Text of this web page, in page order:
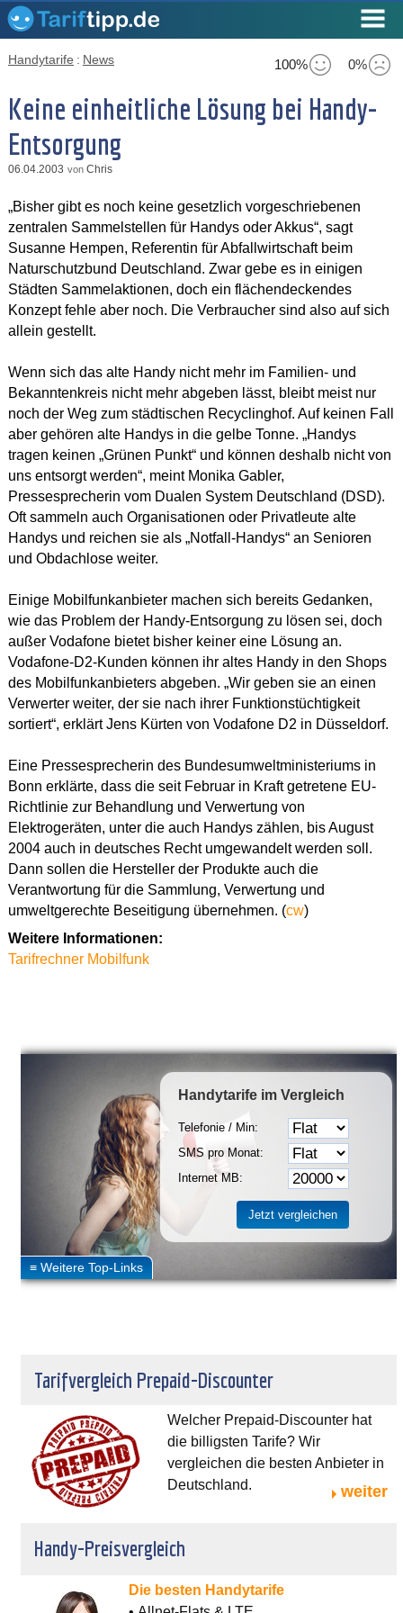
100% 0%
Handytarife : News
Keine einheitliche Lösung bei Handy-
Entsorgung
06.04.2003 von Chris
„Bisher gibt es noch keine gesetzlich vorgeschriebenen
zentralen Sammelstellen für Handys oder Akkus“, sagt
Susanne Hempen, Referentin für Abfallwirtschaft beim
Naturschutzbund Deutschland. Zwar gebe es in einigen
Städten Sammelaktionen, doch ein flächendeckendes
Konzept fehle aber noch. Die Verbraucher sind also auf sich
allein gestellt.
Wenn sich das alte Handy nicht mehr im Familien- und
Bekanntenkreis nicht mehr abgeben lässt, bleibt meist nur
noch der Weg zum städtischen Recyclinghof. Auf keinen Fall
aber gehören alte Handys in die gelbe Tonne. „Handys
tragen keinen „Grünen Punkt“ und können deshalb nicht von
uns entsorgt werden“, meint Monika Gabler,
Pressesprecherin vom Dualen System Deutschland (DSD).
Oft sammeln auch Organisationen oder Privatleute alte
Handys und reichen sie als „Notfall-Handys“ an Senioren
und Obdachlose weiter.
Einige Mobilfunkanbieter machen sich bereits Gedanken,
wie das Problem der Handy-Entsorgung zu lösen sei, doch
außer Vodafone bietet bisher keiner eine Lösung an.
Vodafone-D2-Kunden können ihr altes Handy in den Shops
des Mobilfunkanbieters abgeben. „Wir geben sie an einen
Verwerter weiter, der sie nach ihrer Funktionstüchtigkeit
sortiert“, erklärt Jens Kürten von Vodafone D2 in Düsseldorf.
Eine Pressesprecherin des Bundesumweltministeriums in
Bonn erklärte, dass die seit Februar in Kraft getretene EU-
Richtlinie zur Behandlung und Verwertung von
Elektrogeräten, unter die auch Handys zählen, bis August
2004 auch in deutsches Recht umgewandelt werden soll.
Dann sollen die Hersteller der Produkte auch die
Verantwortung für die Sammlung, Verwertung und
umweltgerechte Beseitigung übernehmen. (cw)
Weitere Informationen:
Tarifrechner Mobilfunk
Handytarife im Vergleich
Telefonie / Min:
SMS pro Monat:
Internet MB:
Tarifvergleich Prepaid-Discounter
Welcher Prepaid-Discounter hat
die billigsten Tarife? Wir
vergleichen die besten Anbieter in
Deutschland.
weiter
Handy-Preisvergleich
Die besten Handytarife